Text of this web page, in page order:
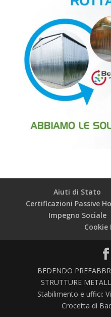
Aiuti di Stato
Certificazioni Passive
Impegno Sociale
Cookie
BEDENDO
STRUTTURE
Stabilimento e uffici:
Crocetta di